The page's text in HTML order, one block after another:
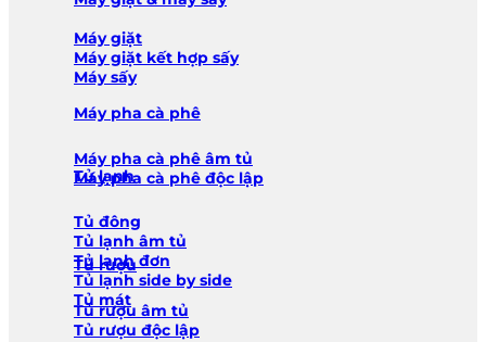
Máy giặt
Máy giặt kết hợp sấy
Máy sấy
Máy pha cà phê
Máy pha cà phê âm tủ
Máy pha cà phê độc lập
Tủ lạnh
Tủ đông
Tủ lạnh âm tủ
Tủ lạnh đơn
Tủ lạnh side by side
Tủ mát
Tủ rượu
Tủ rượu âm tủ
Tủ rượu độc lập